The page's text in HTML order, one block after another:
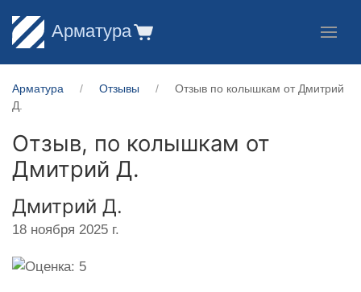
Арматура
Арматура Отзывы
Отзыв по колышкам от Дмитрий
Д.
Отзыв, по колышкам от
Дмитрий Д.
Дмитрий Д.
18 ноября 2025 г.